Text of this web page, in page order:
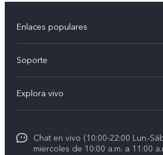
Enlaces populares
V60 Lite 5G
Y21d
Y38 5G
Soporte
Funtouch OS
Autenticación de IMEI
Explora vivo
La vida en vivo
Chat en vivo (10:00-22:00 Lun.-
miercoles de 10:00 a.m. a 11:00